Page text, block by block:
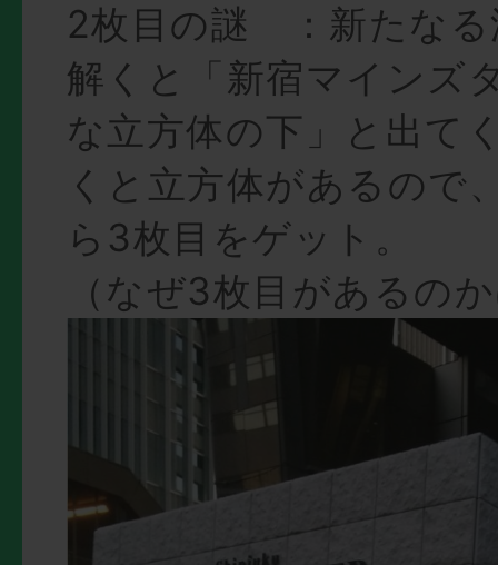
2枚目の謎 ：新たなる
解くと「新宿マイン
な立方体の下」と出て
くと立方体があるので
ら3枚目をゲット。
（なぜ3枚目があるの